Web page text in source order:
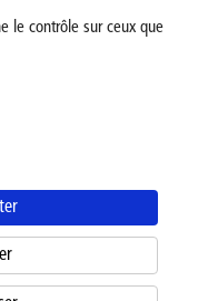
le contrôle sur ceux que